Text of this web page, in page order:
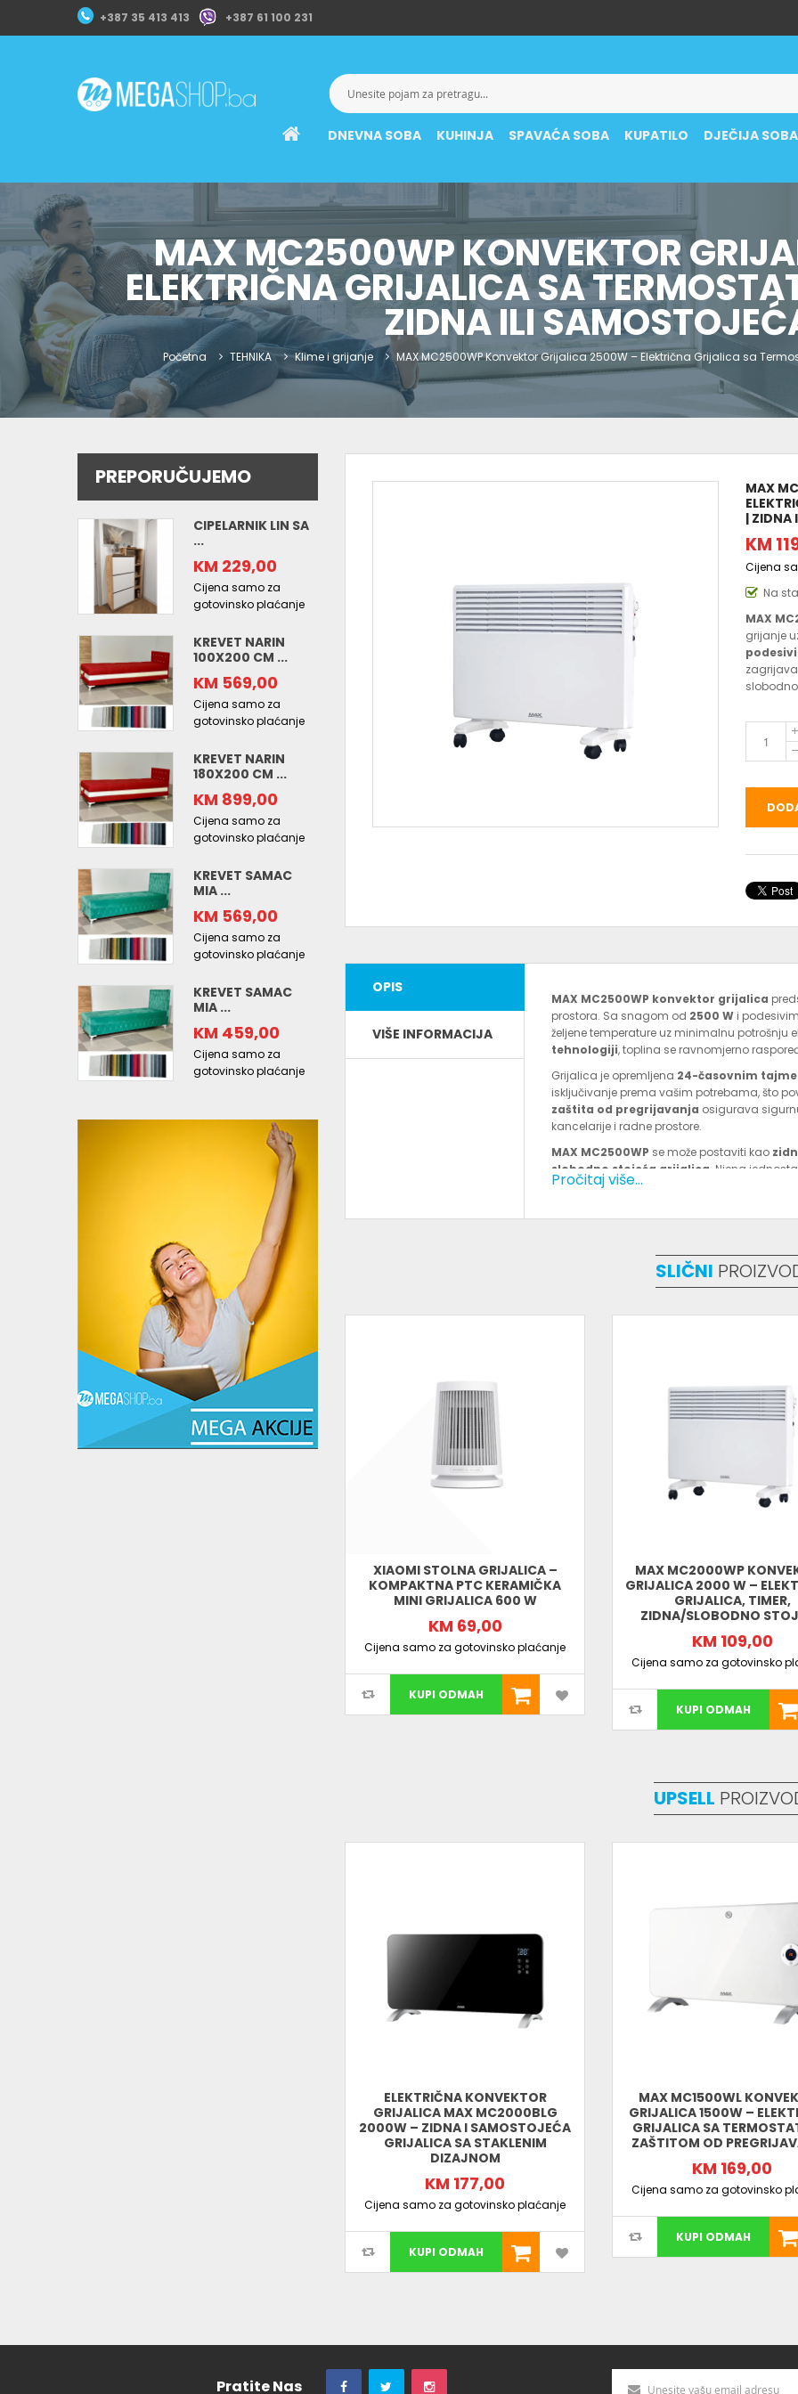
+387 35 413 413 +387 61 100 231
DNEVNA SOBA KUHINJA SPAVAĆA SOBA KUPATILO DJEČIJA SOBA
MAX MC2500WP KONVEKTOR
ELEKTRIČNA GRIJALICA SA
ZIDNA ILI
Početna TEHNIKA Klime i grijanje MAX MC2500WP Konvektor Grijalica 2500W – Električna Grijalica sa
MAX
| ZIDNA
KM
Cijena
Na
MAX
grijanje
OPIS
VIŠE INFORMACIJA
MAX MC2500WP konvektor grijalica
prostora. Sa snagom od 2500 W i podesivim
željene temperature uz minimalnu potrošnju
tehnologiji, toplina se ravnomjerno
Grijalica je opremljena 24-časovnim
isključivanje prema vašim potrebama, što
zaštita od pregrijavanja osigurava
kancelarije i radne prostore.
MAX MC2500WP se može postaviti kao
slobodno stojeća grijalica . Njena
savršenim izborom za ugodnu toplotu tokom
• Tip: Konvektor grijalica
• Montaža: zidna ili samostojeća
• Timer: 24h automatski
• Tihi rad i moderan dizajn
je snažna, sigurna i
toplinu i udobnost u svaki prostor. Idealna
Pročitaj više...
SLIČNI
XIAOMI STOLNA GRIJALICA –
KOMPAKTNA PTC KERAMIČKA
MINI GRIJALICA 600 W
KM 69,00
Cijena samo za gotovinsko plaćanje
KUPI ODMAH
MAX MC2000WP
GRIJALICA 2000 W –
GRIJALICA, TIMER,
ZIDNA/SLOBODNO
KM 109,00
Cijena samo za gotovinsko
KUPI ODMAH
UPSELL
ELEKTRIČNA KONVEKTOR
GRIJALICA MAX MC2000BLG
2000W – ZIDNA I SAMOSTOJEĆA
GRIJALICA SA STAKLENIM
DIZAJNOM
KM 177,00
Cijena samo za gotovinsko plaćanje
KUPI ODMAH
MAX MC1500WL
GRIJALICA 1500W –
GRIJALICA SA
ZAŠTITOM OD
KM 169,00
Cijena samo za gotovinsko
KUPI ODMAH
PREPORUČUJEMO
CIPELARNIK LIN SA
...
KM 229,00
Cijena samo za
gotovinsko plaćanje
KREVET NARIN
100X200 CM ...
KM 569,00
Cijena samo za
gotovinsko plaćanje
KREVET NARIN
180X200 CM ...
KM 899,00
Cijena samo za
gotovinsko plaćanje
KREVET SAMAC
MIA ...
KM 569,00
Cijena samo za
gotovinsko plaćanje
KREVET SAMAC
MIA ...
KM 459,00
Cijena samo za
gotovinsko plaćanje
Pratite Nas